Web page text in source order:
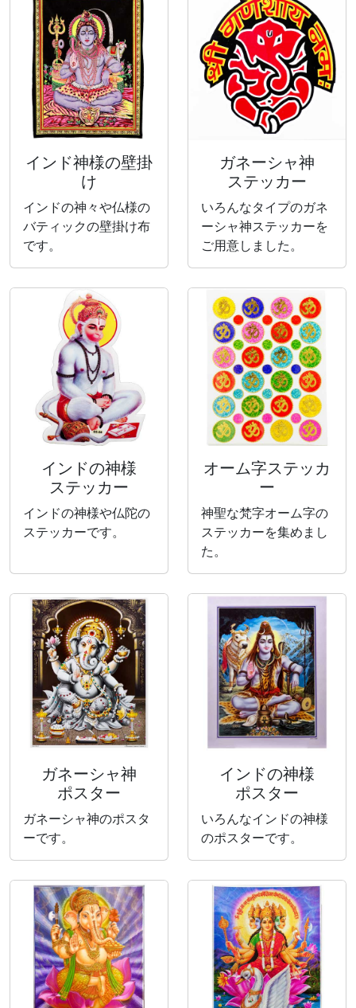
インド神様の壁掛
け
インドの神々や仏様の
バティックの壁掛け布
です。
ガネーシャ神
ステッカー
いろんなタイプのガネ
ーシャ神ステッカーを
ご用意しました。
インドの神様
ステッカー
インドの神様や仏陀の
ステッカーです。
オーム字ステッカ
ー
神聖な梵字オーム字の
ステッカーを集めまし
た。
ガネーシャ神
ポスター
ガネーシャ神のポスタ
ーです。
インドの神様
ポスター
いろんなインドの神様
のポスターです。